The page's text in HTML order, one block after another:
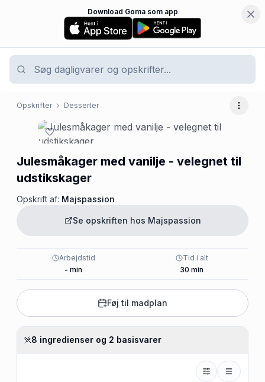
Download Goma som app
Opskrifter Desserter Flere
Julesmåkager med vanilje - velegnet til
udstikskager
Opskrift af: Majspassion
Se opskriften hos Majspassion
Arbejdstid
- min
Tid i alt
30 min
Føj til madplan
8 ingredienser og 2 basisvarer